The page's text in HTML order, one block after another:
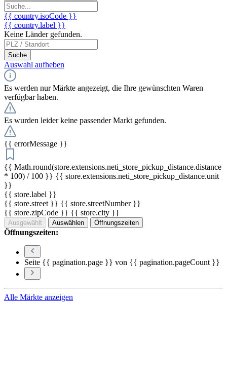
{{ country.isoCode }}
{{ country.label }}
Keine Länder gefunden.
Suche
Auswahl aufheben
Es werden nur Märkte angezeigt, die Ihre gewünschten Waren
verfügbar haben.
Es wurden leider keine passender Markt gefunden.
{{ errorMessage }}
{{ Math.round(store.extensions.neti_store_pickup_distance.distance
* 100) / 100 }} {{ store.extensions.neti_store_pickup_distance.unit
}}
{{ store.label }}
{{ store.street }} {{ store.streetNumber }}
{{ store.zipCode }} {{ store.city }}
Ausgewählt Auswählen Öffnungszeiten
Öffnungszeiten:
Seite {{ pagination.page }} von {{ pagination.pageCount }}
Alle Märkte anzeigen